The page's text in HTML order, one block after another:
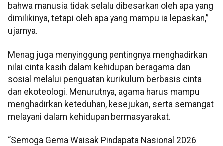
bahwa manusia tidak selalu dibesarkan oleh apa yang
dimilikinya, tetapi oleh apa yang mampu ia lepaskan,”
ujarnya.
Menag juga menyinggung pentingnya menghadirkan
nilai cinta kasih dalam kehidupan beragama dan
sosial melalui penguatan kurikulum berbasis cinta
dan ekoteologi. Menurutnya, agama harus mampu
menghadirkan keteduhan, kesejukan, serta semangat
melayani dalam kehidupan bermasyarakat.
“Semoga Gema Waisak Pindapata Nasional 2026